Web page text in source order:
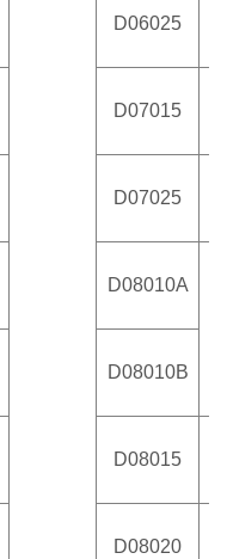
D06025
D07015
D07025
D08010A
D08010B
D08015
D08020